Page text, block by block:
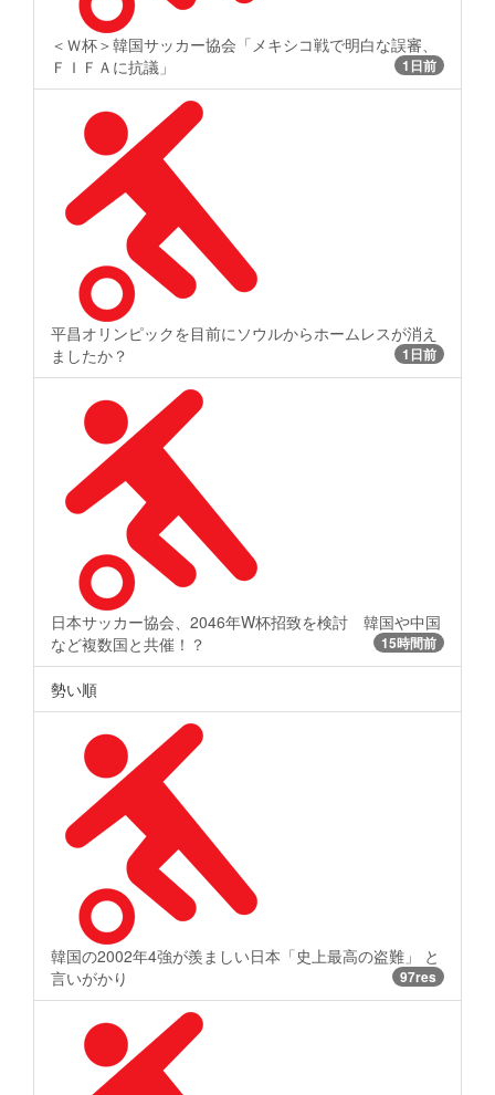
＜Ｗ杯＞韓国サッカー協会「メキシコ戦で明白な誤審、
ＦＩＦＡに抗議」
1日前
平昌オリンピックを目前にソウルからホームレスが消え
ましたか？
1日前
日本サッカー協会、2046年W杯招致を検討 韓国や中国
など複数国と共催！？
15時間前
勢い順
韓国の2002年4強が羨ましい日本「史上最高の盗難」 と
言いがかり
97res